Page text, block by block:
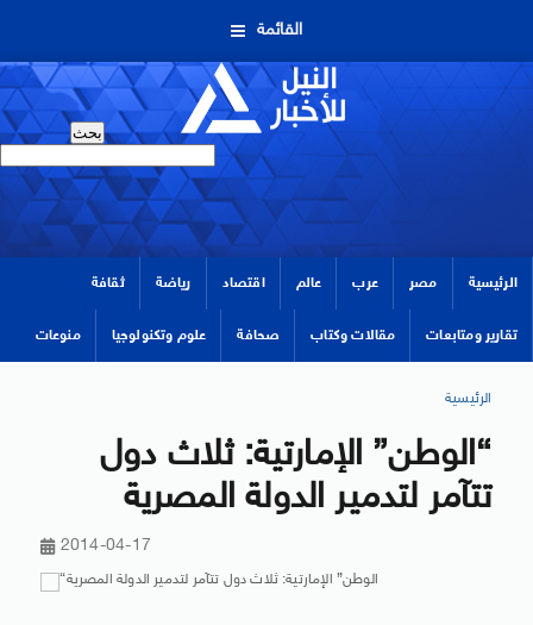
القائمة
الرئيسية مصر عرب عالم اقتصاد رياضة ثقافة
تقارير ومتابعات مقالات وكتاب صحافة علوم وتكنولوجيا منوعات
الرئيسية
“الوطن” الإمارتية: ثلاث دول
تتآمر لتدمير الدولة المصرية
2014-04-17